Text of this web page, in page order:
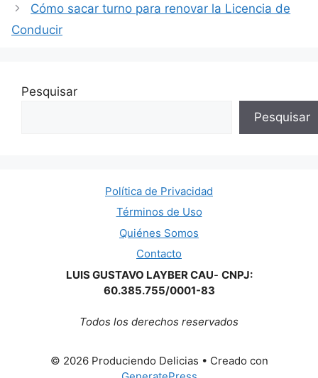
Cómo sacar turno para renovar la Licencia de
Conducir
Pesquisar
Pesquisar
Política de Privacidad
Términos de Uso
Quiénes Somos
Contacto
LUIS GUSTAVO LAYBER CAU- CNPJ:
60.385.755/0001-83
Todos los derechos reservados
© 2026 Produciendo Delicias • Creado con